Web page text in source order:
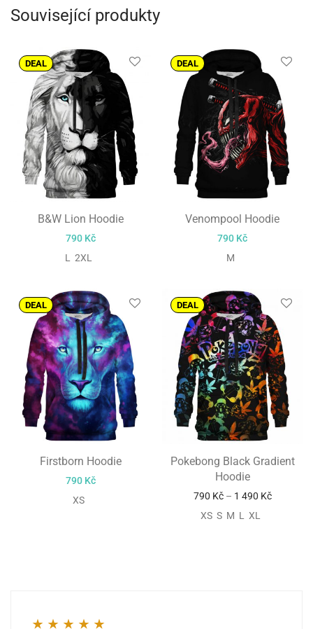
Související produkty
DEAL
B&W Lion Hoodie
790 Kč
L 2XL
DEAL
Venompool Hoodie
790 Kč
M
DEAL
Firstborn Hoodie
790 Kč
XS
DEAL
Pokebong Black Gradient
Hoodie
790 Kč – 1 490 Kč
XS S M L XL